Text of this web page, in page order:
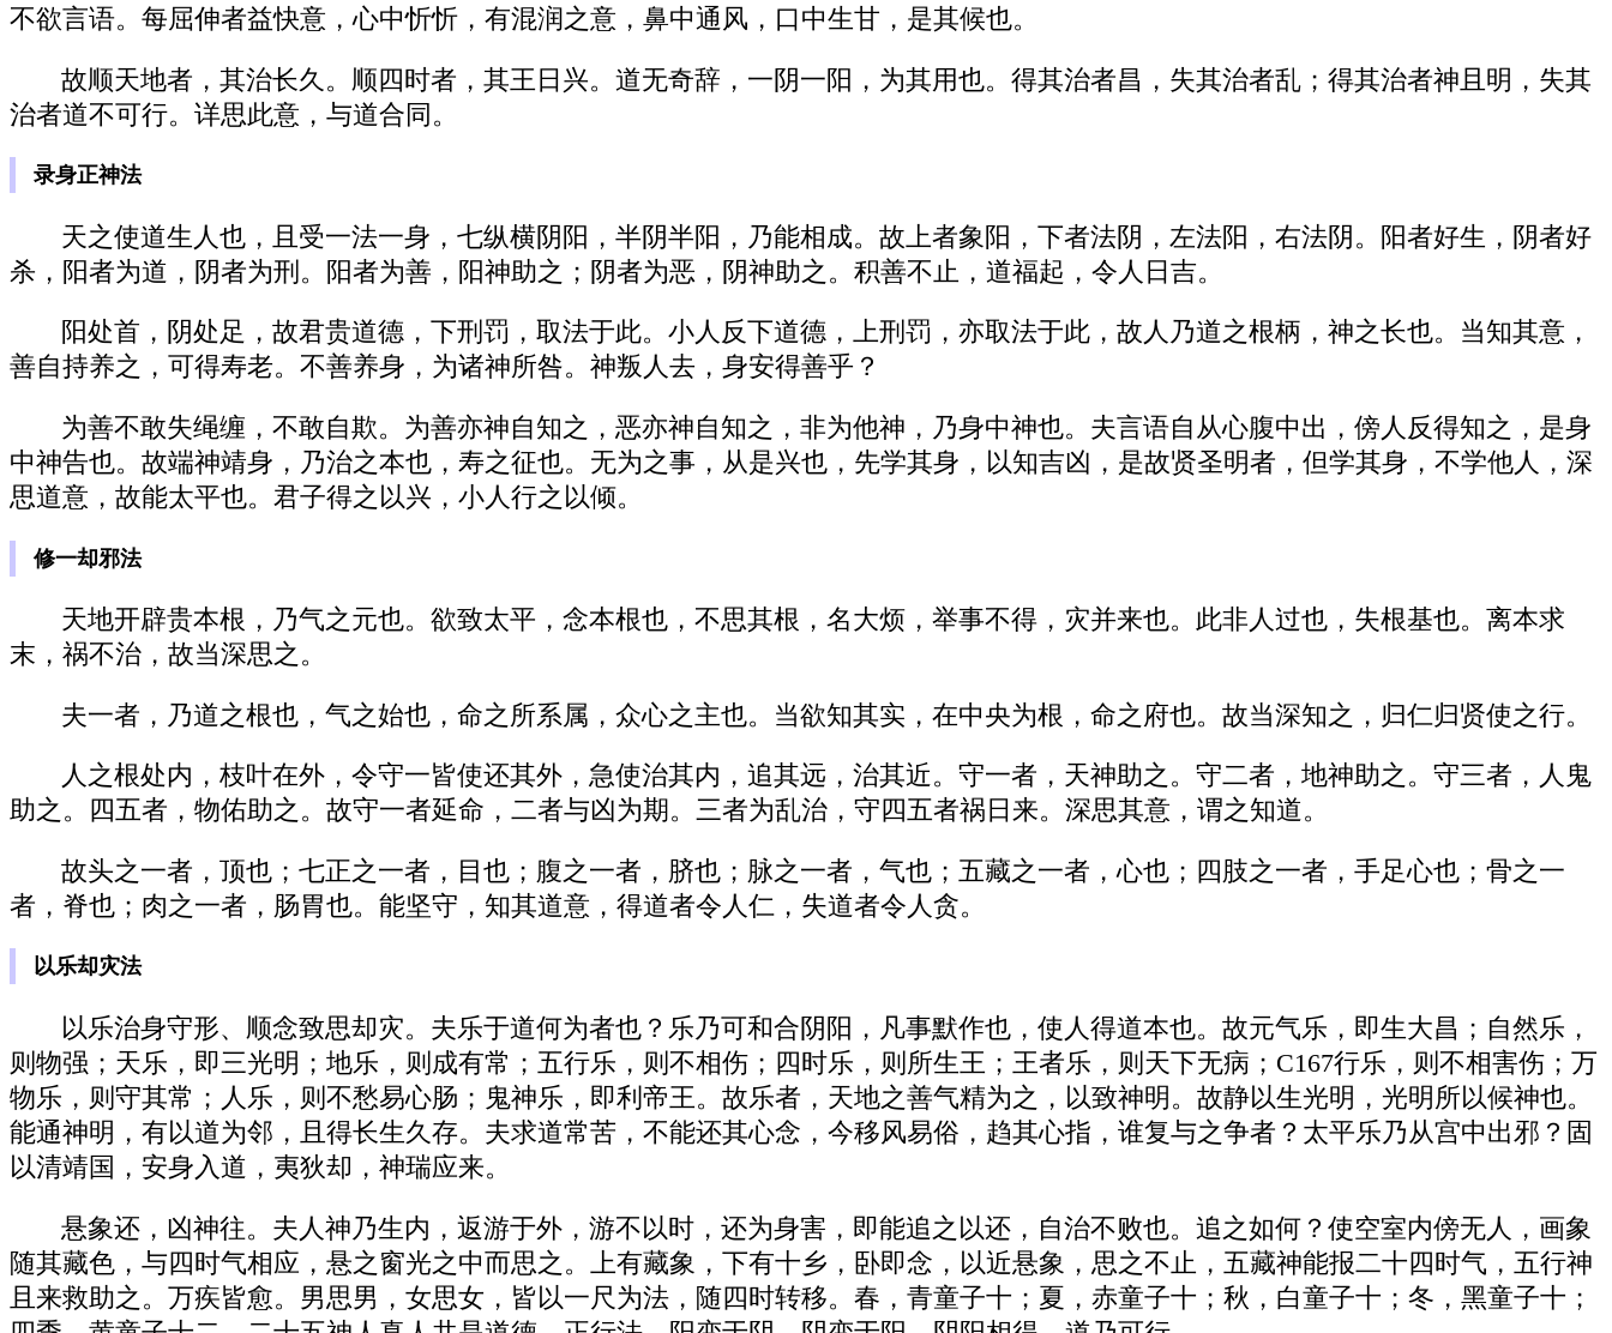
不欲言语。每屈伸者益快意，心中忻忻，有混润之意，鼻中通风，口中生甘，是其候也。
故顺天地者，其治长久。顺四时者，其王日兴。道无奇辞，一阴一阳，为其用也。得其治者昌，失其治者乱；得其治者神且明，失其
治者道不可行。详思此意，与道合同。
录身正神法
天之使道生人也，且受一法一身，七纵横阴阳，半阴半阳，乃能相成。故上者象阳，下者法阴，左法阳，右法阴。阳者好生，阴者好
杀，阳者为道，阴者为刑。阳者为善，阳神助之；阴者为恶，阴神助之。积善不止，道福起，令人日吉。
阳处首，阴处足，故君贵道德，下刑罚，取法于此。小人反下道德，上刑罚，亦取法于此，故人乃道之根柄，神之长也。当知其意，
善自持养之，可得寿老。不善养身，为诸神所咎。神叛人去，身安得善乎？
为善不敢失绳缠，不敢自欺。为善亦神自知之，恶亦神自知之，非为他神，乃身中神也。夫言语自从心腹中出，傍人反得知之，是身
中神告也。故端神靖身，乃治之本也，寿之征也。无为之事，从是兴也，先学其身，以知吉凶，是故贤圣明者，但学其身，不学他人，深
思道意，故能太平也。君子得之以兴，小人行之以倾。
修一却邪法
天地开辟贵本根，乃气之元也。欲致太平，念本根也，不思其根，名大烦，举事不得，灾并来也。此非人过也，失根基也。离本求
末，祸不治，故当深思之。
夫一者，乃道之根也，气之始也，命之所系属，众心之主也。当欲知其实，在中央为根，命之府也。故当深知之，归仁归贤使之行。
人之根处内，枝叶在外，令守一皆使还其外，急使治其内，追其远，治其近。守一者，天神助之。守二者，地神助之。守三者，人鬼
助之。四五者，物佑助之。故守一者延命，二者与凶为期。三者为乱治，守四五者祸日来。深思其意，谓之知道。
故头之一者，顶也；七正之一者，目也；腹之一者，脐也；脉之一者，气也；五藏之一者，心也；四肢之一者，手足心也；骨之一
者，脊也；肉之一者，肠胃也。能坚守，知其道意，得道者令人仁，失道者令人贪。
以乐却灾法
以乐治身守形、顺念致思却灾。夫乐于道何为者也？乐乃可和合阴阳，凡事默作也，使人得道本也。故元气乐，即生大昌；自然乐，
则物强；天乐，即三光明；地乐，则成有常；五行乐，则不相伤；四时乐，则所生王；王者乐，则天下无病；C167行乐，则不相害伤；万
物乐，则守其常；人乐，则不愁易心肠；鬼神乐，即利帝王。故乐者，天地之善气精为之，以致神明。故静以生光明，光明所以候神也。
能通神明，有以道为邻，且得长生久存。夫求道常苦，不能还其心念，今移风易俗，趋其心指，谁复与之争者？太平乐乃从宫中出邪？固
以清靖国，安身入道，夷狄却，神瑞应来。
悬象还，凶神往。夫人神乃生内，返游于外，游不以时，还为身害，即能追之以还，自治不败也。追之如何？使空室内傍无人，画象
随其藏色，与四时气相应，悬之窗光之中而思之。上有藏象，下有十乡，卧即念，以近悬象，思之不止，五藏神能报二十四时气，五行神
且来救助之。万疾皆愈。男思男，女思女，皆以一尺为法，随四时转移。春，青童子十；夏，赤童子十；秋，白童子十；冬，黑童子十；